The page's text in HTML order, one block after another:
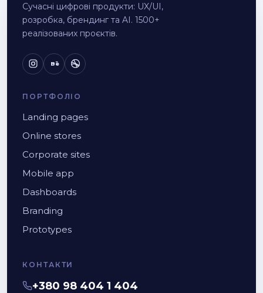
Сучасні цифрові продукти: UX/UI,
розробка, брендинг та AI. 1500+
реалізованих проєктів.
Bē
ПОРТФОЛІО
Landing pages
Online stores
Corporate sites
Mobile app
Dashboards
Branding
Prototypes
КОНТАКТИ
+380 98 404 1 404